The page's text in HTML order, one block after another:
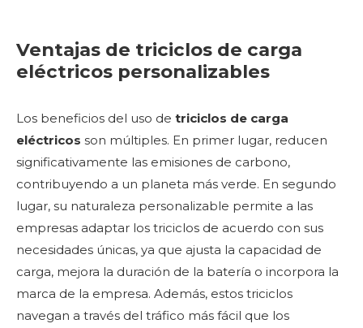
Ventajas de triciclos de carga
eléctricos personalizables
Los beneficios del uso de triciclos de carga
eléctricos son múltiples. En primer lugar, reducen
significativamente las emisiones de carbono,
contribuyendo a un planeta más verde. En segundo
lugar, su naturaleza personalizable permite a las
empresas adaptar los triciclos de acuerdo con sus
necesidades únicas, ya que ajusta la capacidad de
carga, mejora la duración de la batería o incorpora la
marca de la empresa. Además, estos triciclos
navegan a través del tráfico más fácil que los